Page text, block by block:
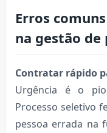
Erros
na gestão de
Contratar rápido
Urgência é o
Processo seletivo
pessoa errada na